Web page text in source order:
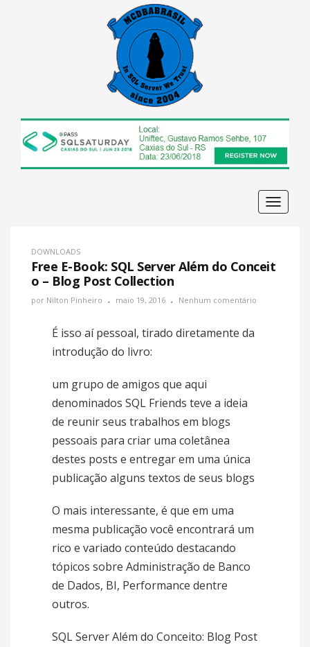
DOWNLOADS
Free E-Book: SQL Server Além do Conceit
o – Blog Post Collection
por Nilton Pinheiro maio 19, 2016 Nenhum comentário
É isso aí pessoal, tirado diretamente da
introdução do livro:
um grupo de amigos que aqui
denominados SQL Friends teve a ideia
de reunir seus trabalhos em blogs
pessoais para criar uma coletânea
destes posts e entregar em uma única
publicação alguns textos de seus blogs
O mais interessante, é que em uma
mesma publicação você encontrará um
rico e variado conteúdo destacando
tópicos sobre Administração de Banco
de Dados, BI, Performance dentre
outros.
SQL Server Além do Conceito: Blog Post